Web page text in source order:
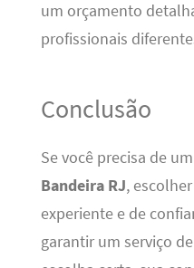
um orçamento
profissionais
Conclusão
Se você precisa de um
Bandeira RJ,
experiente e de
garantir um serviço